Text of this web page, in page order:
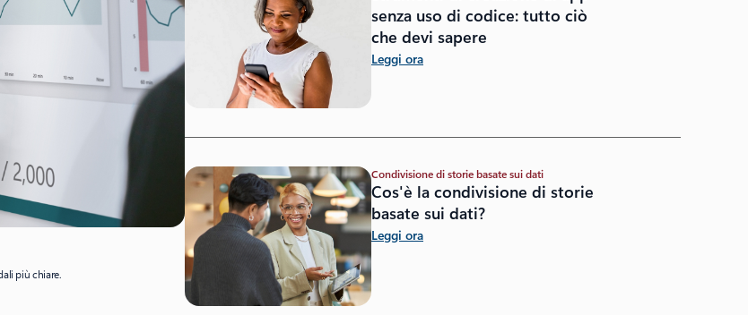
più chiare.
senza uso di codice: tutto ciò
che devi sapere
Leggi ora
Condivisione di storie basate sui dati
Cos'è la condivisione di storie
basate sui dati?
Leggi ora